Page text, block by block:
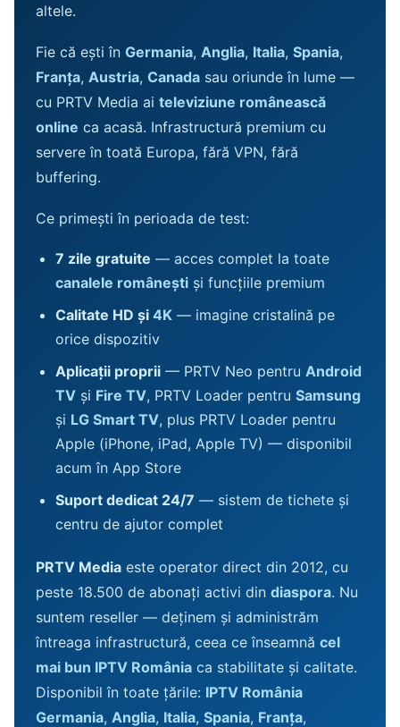
altele.
Fie că ești în Germania, Anglia, Italia, Spania,
Franța, Austria, Canada sau oriunde în lume —
cu PRTV Media ai televiziune românească
online ca acasă. Infrastructură premium cu
servere în toată Europa, fără VPN, fără
buffering.
Ce primești în perioada de test:
7 zile gratuite — acces complet la toate
canalele românești și funcțiile premium
Calitate HD și 4K — imagine cristalină pe
orice dispozitiv
Aplicații proprii — PRTV Neo pentru Android
TV și Fire TV, PRTV Loader pentru Samsung
și LG Smart TV, plus PRTV Loader pentru
Apple (iPhone, iPad, Apple TV) — disponibil
acum în App Store
Suport dedicat 24/7 — sistem de tichete și
centru de ajutor complet
PRTV Media este operator direct din 2012, cu
peste 18.500 de abonați activi din diaspora. Nu
suntem reseller — deținem și administrăm
întreaga infrastructură, ceea ce înseamnă cel
mai bun IPTV România ca stabilitate și calitate.
Disponibil în toate țările: IPTV România
Germania, Anglia, Italia, Spania, Franța,